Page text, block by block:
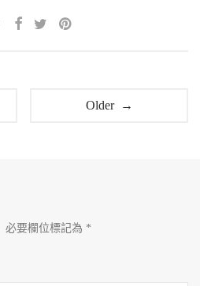
Older →
必要欄位標記為 *